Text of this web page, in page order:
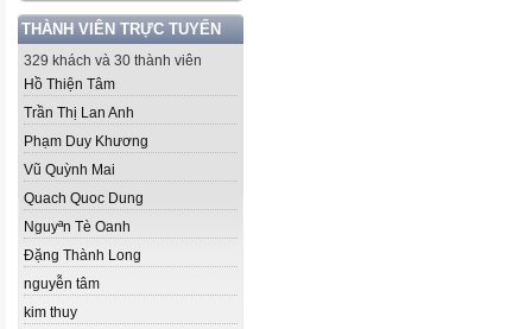
THÀNH VIÊN TRỰC TUYẾN
329 khách và 30 thành viên
Hồ Thiện Tâm
Trần Thị Lan Anh
Phạm Duy Khương
Vũ Quỳnh Mai
Quach Quoc Dung
Nguyªn Tè Oanh
Đặng Thành Long
nguyễn tâm
kim thuy